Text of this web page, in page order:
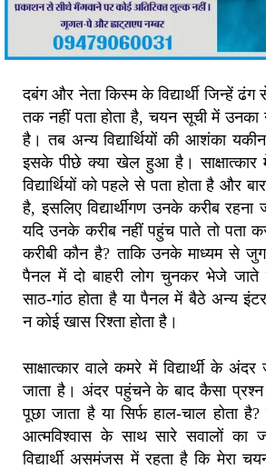
दबंग और नेता किस्म के विद्यार्थी जिन्हें ढंग
तक नहीं पता होता है, चयन सूची में उनका
है। तब अन्य विद्यार्थियों की आशंका
इसके पीछे क्या खेल हुआ है। साक्षात्कार
विद्यार्थियों को पहले से पता होता है और
है, इसलिए विद्यार्थीगण उनके करीब
यदि उनके करीब नहीं पहुंच पाते तो पता
करीबी कौन है? ताकि उनके माध्यम से
पैनल में दो बाहरी लोग चुनकर भेजे जाते
साठ-गांठ होता है या पैनल में बैठे अन्य
न कोई खास रिश्ता होता है।
साक्षात्कार वाले कमरे में विद्यार्थी के
जाता है। अंदर पहुंचने के बाद कैसा प्रश्न
पूछा जाता है या सिर्फ हाल-चाल होता
आत्मविश्वास के साथ सारे सवालों का
विद्यार्थी असमंजस में रहता है कि मेरा